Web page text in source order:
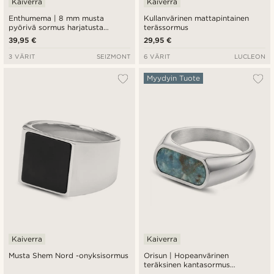
Enthumema | 8 mm musta
pyörivä sormus harjatusta
teräksestä
39,95 €
3 VÄRIT SEIZMONT
Kullanvärinen mattapintainen
terässormus
29,95 €
6 VÄRIT LUCLEON
Musta Shem Nord -onyksisormus
Kaiverra
Orisun | Hopeanvärinen
teräksinen kantasormus
Myydyin Tuote
Kaiverra